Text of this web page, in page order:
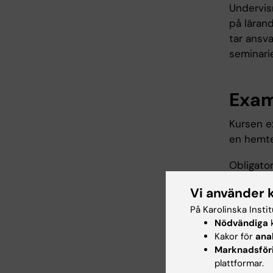
på
tar
Kursen
en
Student
delta
har
Vi använder
På Karolinska
Nödvändiga
Kakor för
plattformar.